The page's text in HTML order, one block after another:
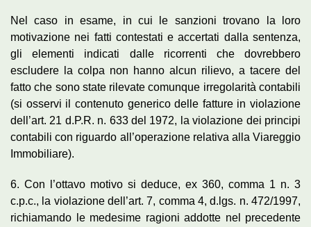
Nel caso in esame, in cui le sanzioni trovano la loro
motivazione nei fatti contestati e accertati dalla sentenza,
gli elementi indicati dalle ricorrenti che dovrebbero
escludere la colpa non hanno alcun rilievo, a tacere del
fatto che sono state rilevate comunque irregolarità contabili
(si osservi il contenuto generico delle fatture in violazione
dell’art. 21 d.P.R. n. 633 del 1972, la violazione dei principi
contabili con riguardo all’operazione relativa alla Viareggio
Immobiliare).
6. Con l’ottavo motivo si deduce, ex 360, comma 1 n. 3
c.p.c., la violazione dell’art. 7, comma 4, d.lgs. n. 472/1997,
richiamando le medesime ragioni addotte nel precedente